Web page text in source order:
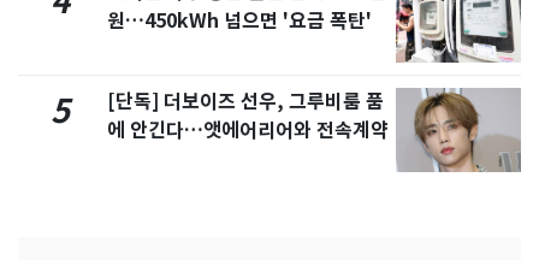
원…450kWh 넘으면 '요금 폭탄'
5
[단독] 더보이즈 선우, 그루비룸 품
에 안긴다…앳에어리어와 전속계약